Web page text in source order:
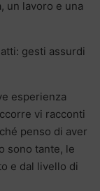
lavoro e una
gesti assurdi
esperienza
vi racconti
penso di aver
sono tante, le
e dal livello di